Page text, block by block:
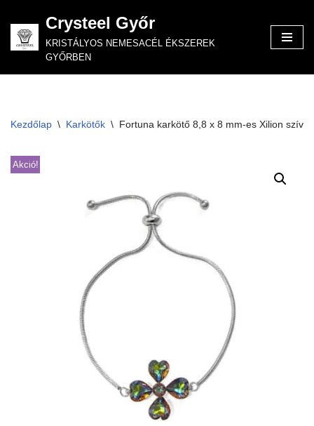
Skip
to
Crysteel Győr
KRISTÁLYOS NEMESACÉL ÉKSZEREK
GYŐRBEN
Kezdőlap \ Karkötők \ Fortuna karkötő 8,8 x 8 mm-es Xilion
Akció!